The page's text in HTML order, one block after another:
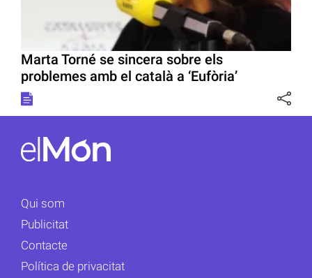
Marta Torné se sincera sobre els
problemes amb el català a ‘Eufòria’
Qui som
Publicitat
Contacte
Política de privacitat